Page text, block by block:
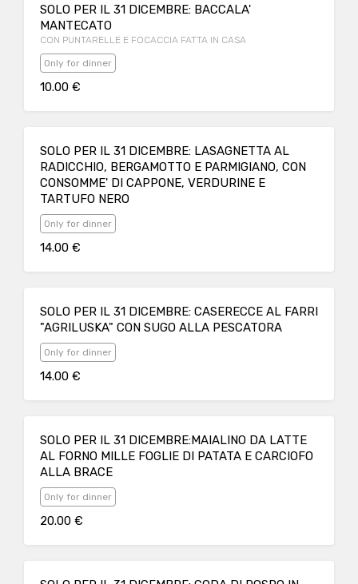
SOLO PER IL 31 DICEMBRE: BACCALA'
MANTECATO
CON PUNTARELLE E FOCACCIA FATTA IN CASA
Only for dinner
10.00 €
SOLO PER IL 31 DICEMBRE: LASAGNETTA AL
RADICCHIO, BERGAMOTTO E PARMIGIANO, CON
CONSOMME' DI CAPPONE, VERDURINE E
TARTUFO NERO
Only for dinner
14.00 €
SOLO PER IL 31 DICEMBRE: CASERECCE AL FARRI
"AGRILUSKA" CON SUGO ALLA PESCATORA
Only for dinner
14.00 €
SOLO PER IL 31 DICEMBRE:MAIALINO DA LATTE
AL FORNO MILLE FOGLIE DI PATATA E CARCIOFO
ALLA BRACE
Only for dinner
20.00 €